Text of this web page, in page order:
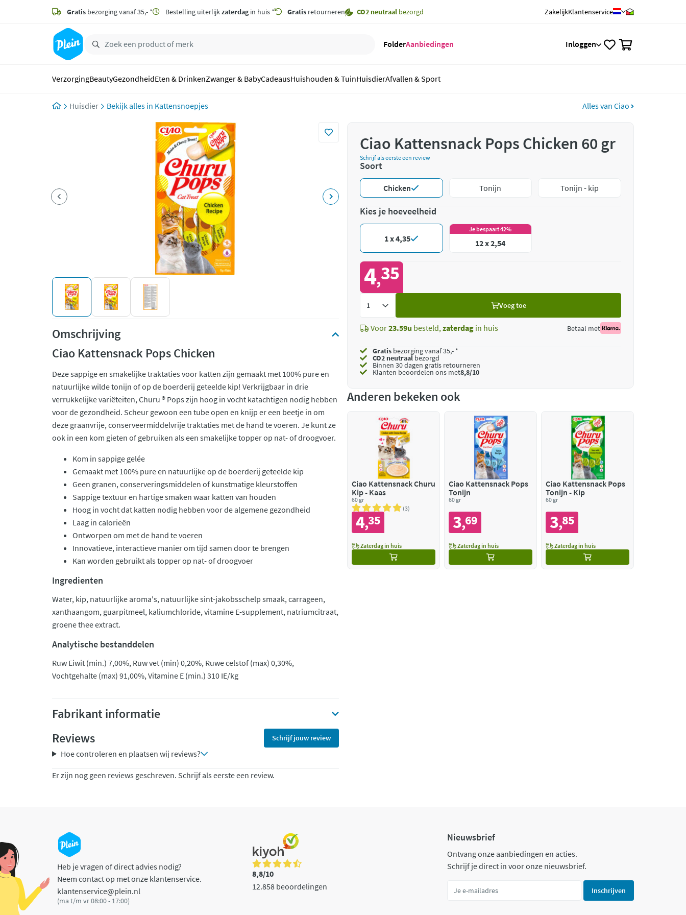
zoeken
hoofdinhoud
Gratis bezorging vanaf 35,- * Bestelling uiterlijkzaterdagin huis * Gratis retourneren CO2 neutraal bezorgd ZakelijkKlantenservice
FolderAanbiedingen Inloggen
VerzorgingBeautyGezondheidEten & DrinkenZwanger & BabyCadeausHuishouden & TuinHuisdierAfvallen & Sport
Huisdier Kattensnoepjes Alles van Ciao
Omschrijving
Ciao Kattensnack Pops Chicken
Deze sappige en smakelijke traktaties voor katten zijn gemaakt met 100% pure en
natuurlijke wilde tonijn of op de boerderij geteelde kip! Verkrijgbaar in drie
verrukkelijke variëteiten, Churu ® Pops zijn hoog in vocht katachtigen nodig hebben
voor de gezondheid. Scheur gewoon een tube open en knijp er een beetje in om
deze graanvrije, conserveermiddelvrije traktaties met de hand te voeren. Je kunt ze
ook in een kom gieten of gebruiken als een smakelijke topper op nat- of droogvoer.
Kom in sappige gelée
Gemaakt met 100% pure en natuurlijke op de boerderij geteelde kip
Geen granen, conserveringsmiddelen of kunstmatige kleurstoffen
Sappige textuur en hartige smaken waar katten van houden
Hoog in vocht dat katten nodig hebben voor de algemene gezondheid
Laag in calorieën
Ontworpen om met de hand te voeren
Innovatieve, interactieve manier om tijd samen door te brengen
Kan worden gebruikt als topper op nat- of droogvoer
Ingredienten
Water, kip, natuurlijke aroma's, natuurlijke sint-jakobsschelp smaak, carrageen,
xanthaangom, guarpitmeel, kaliumchloride, vitamine E-supplement, natriumcitraat,
groene thee extract.
Analytische bestanddelen
Ruw Eiwit (min.) 7,00%, Ruw vet (min) 0,20%, Ruwe celstof (max) 0,30%,
Vochtgehalte (max) 91,00%, Vitamine E (min.) 310 IE/kg
Fabrikant informatie
Reviews
Schrijf jouw review
Hoe controleren en plaatsen wij reviews?
Er zijn nog geen reviews geschreven. Schrijf als eerste een review.
Ciao Kattensnack Pops Chicken 60 gr
Schrijf als eerste een review
Soort
Chicken Tonijn Tonijn - kip
Kies je hoeveelheid
1 x 4,35
Je bespaart 42%
12 x 2,54
4,35
Voeg toe
Voor23.59u besteld,zaterdag in huis Betaal met
Gratis bezorging vanaf 35,- *
CO2 neutraalbezorgd
Binnen 30 dagen gratis retourneren
Klanten beoordelen ons met8,8/10
Anderen bekeken ook
Ciao Kattensnack Churu
Kip - Kaas
60 gr
3
4,35
Zaterdag in huis
Ciao Kattensnack Pops
Tonijn
60 gr
3,69
Zaterdag in huis
Ciao Kattensnack Pops
Tonijn - Kip
60 gr
3,85
Zaterdag in huis
Heb je vragen of direct advies nodig?
Neem contact op met onze klantenservice.
klantenservice@plein.nl
(ma t/m vr 08:00 - 17:00)
8,8/10
12.858 beoordelingen
Nieuwsbrief
Ontvang onze aanbiedingen en acties.
Schrijf je direct in voor onze nieuwsbrief.
Inschrijven